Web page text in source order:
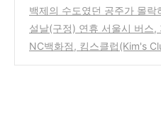
(0)
다이어트를 할때 체중계에 붙
4 용지 기록표
(0)
백제의 수도였던 공주가 몰락
정도의 중심지가 된 이유와 변
미래를 내다보는 안목의 방법
설날(구정) 연휴 서울시 버스,
막차 새벽 2시까지 연장운행
NC백화점, 킴스클럽(Kim's